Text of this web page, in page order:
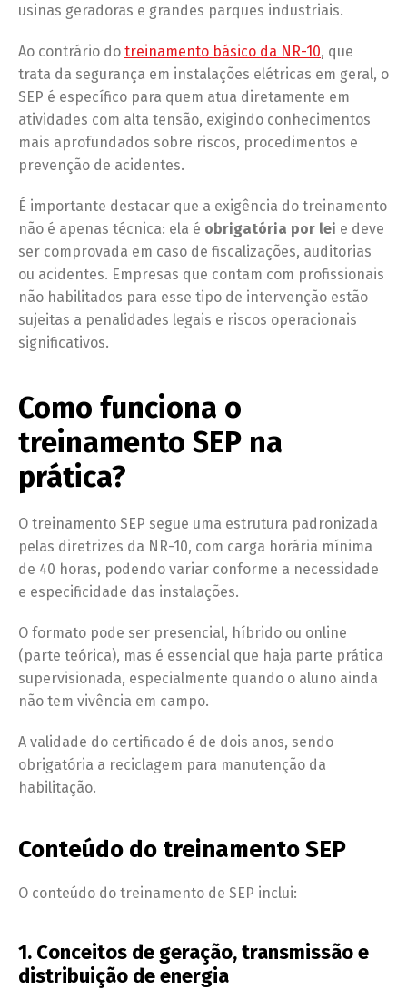
usinas geradoras e grandes parques industriais.
Ao contrário do treinamento básico da NR-10, que
trata da segurança em instalações elétricas em geral, o
SEP é específico para quem atua diretamente em
atividades com alta tensão, exigindo conhecimentos
mais aprofundados sobre riscos, procedimentos e
prevenção de acidentes.
É importante destacar que a exigência do treinamento
não é apenas técnica: ela é obrigatória por lei e deve
ser comprovada em caso de fiscalizações, auditorias
ou acidentes. Empresas que contam com profissionais
não habilitados para esse tipo de intervenção estão
sujeitas a penalidades legais e riscos operacionais
significativos.
Como funciona o
treinamento SEP na
prática?
O treinamento SEP segue uma estrutura padronizada
pelas diretrizes da NR-10, com carga horária mínima
de 40 horas, podendo variar conforme a necessidade
e especificidade das instalações.
O formato pode ser presencial, híbrido ou online
(parte teórica), mas é essencial que haja parte prática
supervisionada, especialmente quando o aluno ainda
não tem vivência em campo.
A validade do certificado é de dois anos, sendo
obrigatória a reciclagem para manutenção da
habilitação.
Conteúdo do treinamento SEP
O conteúdo do treinamento de SEP inclui:
1. Conceitos de geração, transmissão e
distribuição de energia